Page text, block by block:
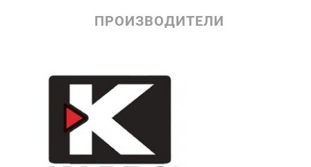
ПРОИЗВОДИТЕЛИ